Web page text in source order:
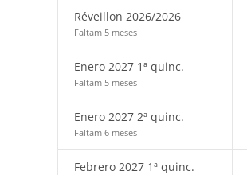
Réveillon 2026/2026
Faltam 5 meses
Enero 2027 1ª quinc.
Faltam 5 meses
Enero 2027 2ª quinc.
Faltam 6 meses
Febrero 2027 1ª quinc.